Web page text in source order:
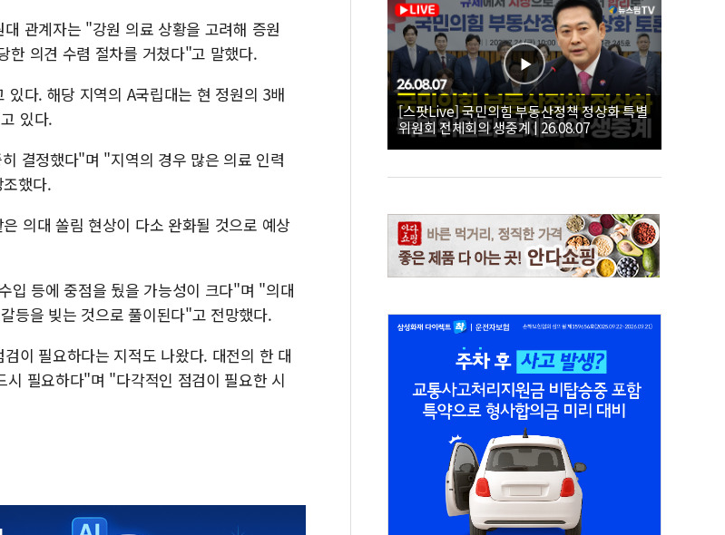
관계자는 "강원 의료 상황을 고려해 증원
한 의견 수렴 절차를 거쳤다"고 말했다.
있다. 해당 지역의 A국립대는 현 정원의 3배
있다.
결정했다"며 "지역의 경우 많은 의료 인력
했다.
의대 쏠림 현상이 다소 완화될 것으로 예상
입 등에 중점을 뒀을 가능성이 크다"며 "의대
등을 빚는 것으로 풀이된다"고 전망했다.
이 필요하다는 지적도 나왔다. 대전의 한 대
필요하다"며 "다각적인 점검이 필요한 시
[스팟Live] 국민의힘 부동산정책 정상화 특별
위원회 전체회의 생중계 | 26.08.07